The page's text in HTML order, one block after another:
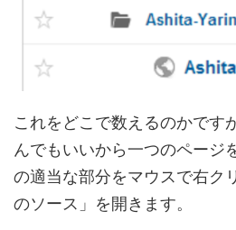
これをどこで数えるのかです
んでもいいから一つのページ
の適当な部分をマウスで右ク
のソース」を開きます。